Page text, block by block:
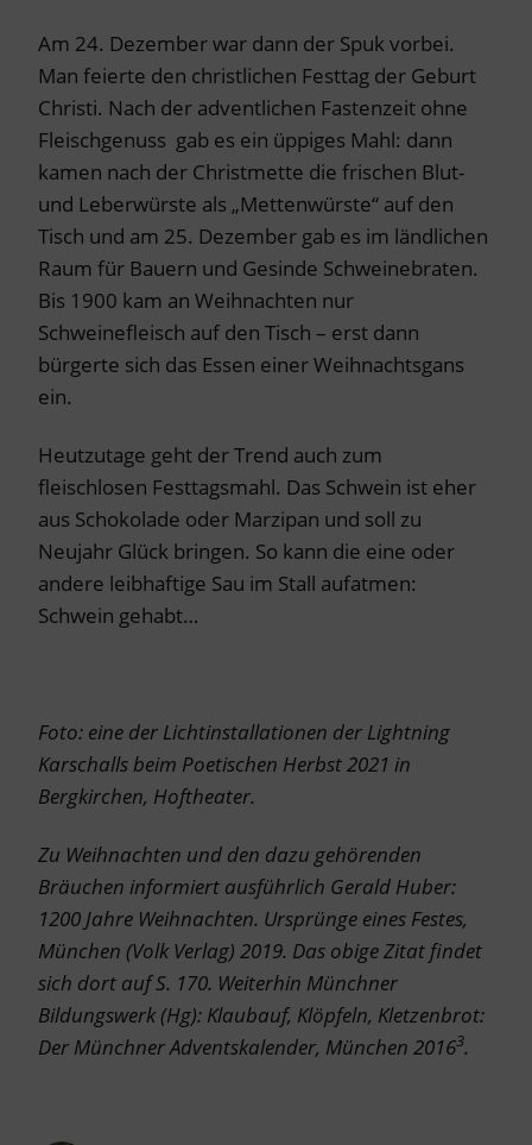
Am 24. Dezember war dann der Spuk vorbei.
Man feierte den christlichen Festtag der Geburt
Christi. Nach der adventlichen Fastenzeit ohne
Fleischgenuss gab es ein üppiges Mahl: dann
kamen nach der Christmette die frischen Blut-
und Leberwürste als „Mettenwürste“ auf den
Tisch und am 25. Dezember gab es im ländlichen
Raum für Bauern und Gesinde Schweinebraten.
Bis 1900 kam an Weihnachten nur
Schweinefleisch auf den Tisch – erst dann
bürgerte sich das Essen einer Weihnachtsgans
ein.
Heutzutage geht der Trend auch zum
fleischlosen Festtagsmahl. Das Schwein ist eher
aus Schokolade oder Marzipan und soll zu
Neujahr Glück bringen. So kann die eine oder
andere leibhaftige Sau im Stall aufatmen:
Schwein gehabt…
Foto: eine der Lichtinstallationen der Lightning
Karschalls beim Poetischen Herbst 2021 in
Bergkirchen, Hoftheater.
Zu Weihnachten und den dazu gehörenden
Bräuchen informiert ausführlich Gerald Huber:
1200 Jahre Weihnachten. Ursprünge eines Festes,
München (Volk Verlag) 2019. Das obige Zitat findet
sich dort auf S. 170. Weiterhin Münchner
Bildungswerk (Hg): Klaubauf, Klöpfeln, Kletzenbrot:
Der Münchner Adventskalender, München 20163.